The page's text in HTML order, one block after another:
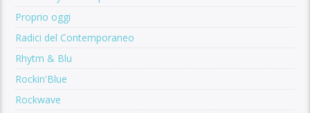
Proprio oggi
Radici del Contemporaneo
Rhytm & Blu
Rockin'Blue
Rockwave